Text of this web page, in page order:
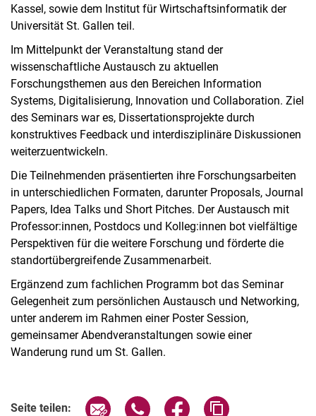
Kassel, sowie dem Institut für Wirtschaftsinformatik der
Universität St. Gallen teil.
Im Mittelpunkt der Veranstaltung stand der
wissenschaftliche Austausch zu aktuellen
Forschungsthemen aus den Bereichen Information
Systems, Digitalisierung, Innovation und Collaboration. Ziel
des Seminars war es, Dissertationsprojekte durch
konstruktives Feedback und interdisziplinäre Diskussionen
weiterzuentwickeln.
Die Teilnehmenden präsentierten ihre Forschungsarbeiten
in unterschiedlichen Formaten, darunter Proposals, Journal
Papers, Idea Talks und Short Pitches. Der Austausch mit
Professor:innen, Postdocs und Kolleg:innen bot vielfältige
Perspektiven für die weitere Forschung und förderte die
standortübergreifende Zusammenarbeit.
Ergänzend zum fachlichen Programm bot das Seminar
Gelegenheit zum persönlichen Austausch und Networking,
unter anderem im Rahmen einer Poster Session,
gemeinsamer Abendveranstaltungen sowie einer
Wanderung rund um St. Gallen.
Seite teilen: Seite über E-Mail teilen
Seite über WhatsApp teilen
Seite über Facebook